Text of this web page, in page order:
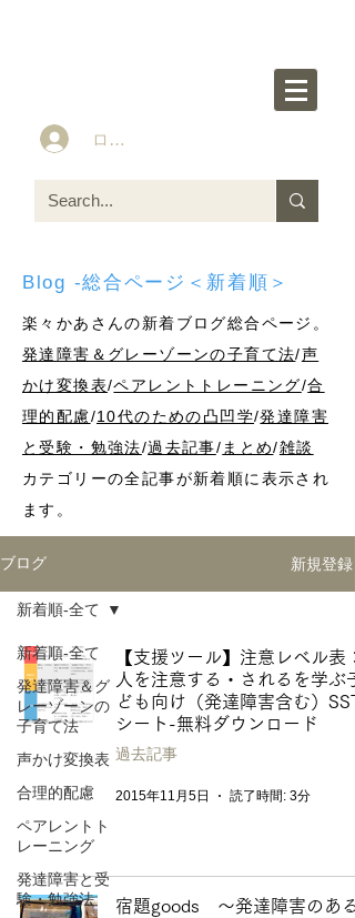
ログイン
Blog -総合ページ＜新着順＞
楽々かあさんの新着ブログ総合ページ。
発達障害＆グレーゾーンの子育て法/声
かけ変換表/ペアレントトレーニング/合
理的配慮/10代のための凸凹学/発達障害
と受験・勉強法/過去記事/ まとめ/雑談
カテゴリーの全記事が新着順に表示され
ます。
ブログ 新規登録
新着順-全て
発達障害＆グ
レーゾーンの
子育て法
声かけ変換表
合理的配慮
ペアレントト
レーニング
発達障害と受
験・勉強法
新着順-全て
【支援ツール】注意レベル表：
人を注意する・されるを学ぶ子
ども向け（発達障害含む）SST
シート-無料ダウンロード
過去記事
2015年11月5日 読了時間: 3分
宿題goods 〜発達障害のある